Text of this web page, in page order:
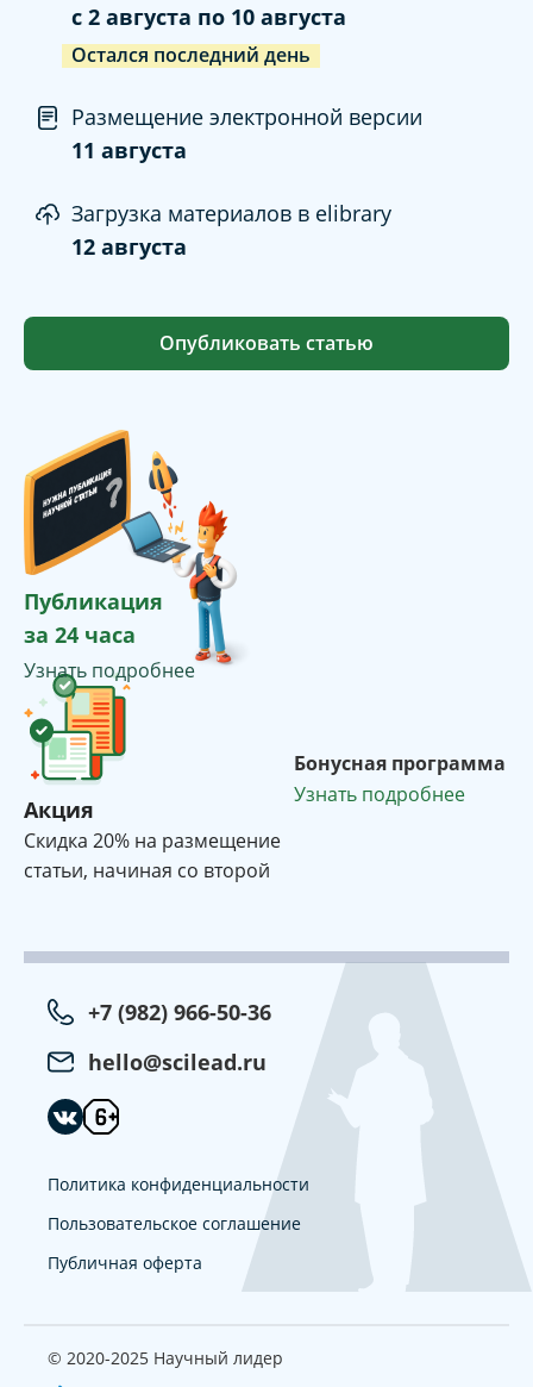
c 2 августа по 10 августа
Остался последний день
Размещение электронной версии
11 августа
Загрузка материалов в elibrary
12 августа
Опубликовать статью
Публикация
за 24 часа
Узнать подробнее
Акция
Cкидка 20% на размещение
статьи, начиная со второй
Бонусная программа
Узнать подробнее
+7 (982) 966-50-36
hello@scilead.ru
Политика конфиденциальности
Пользовательское соглашение
Публичная оферта
© 2020-2025 Научный лидер